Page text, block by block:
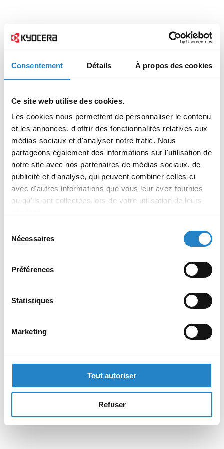
Consentement Détails À propos des cookies
Ce site web utilise des cookies.
Les cookies nous permettent de personnaliser le contenu
et les annonces, d'offrir des fonctionnalités relatives aux
médias sociaux et d'analyser notre trafic. Nous
partageons également des informations sur l'utilisation de
notre site avec nos partenaires de médias sociaux, de
publicité et d'analyse, qui peuvent combiner celles-ci
avec d'autres informations que vous leur avez fournies
ou qu'ils ont collectées lors de votre utilisation de leurs
Nécessaires
Préférences
Statistiques
Marketing
Tout autoriser
Refuser